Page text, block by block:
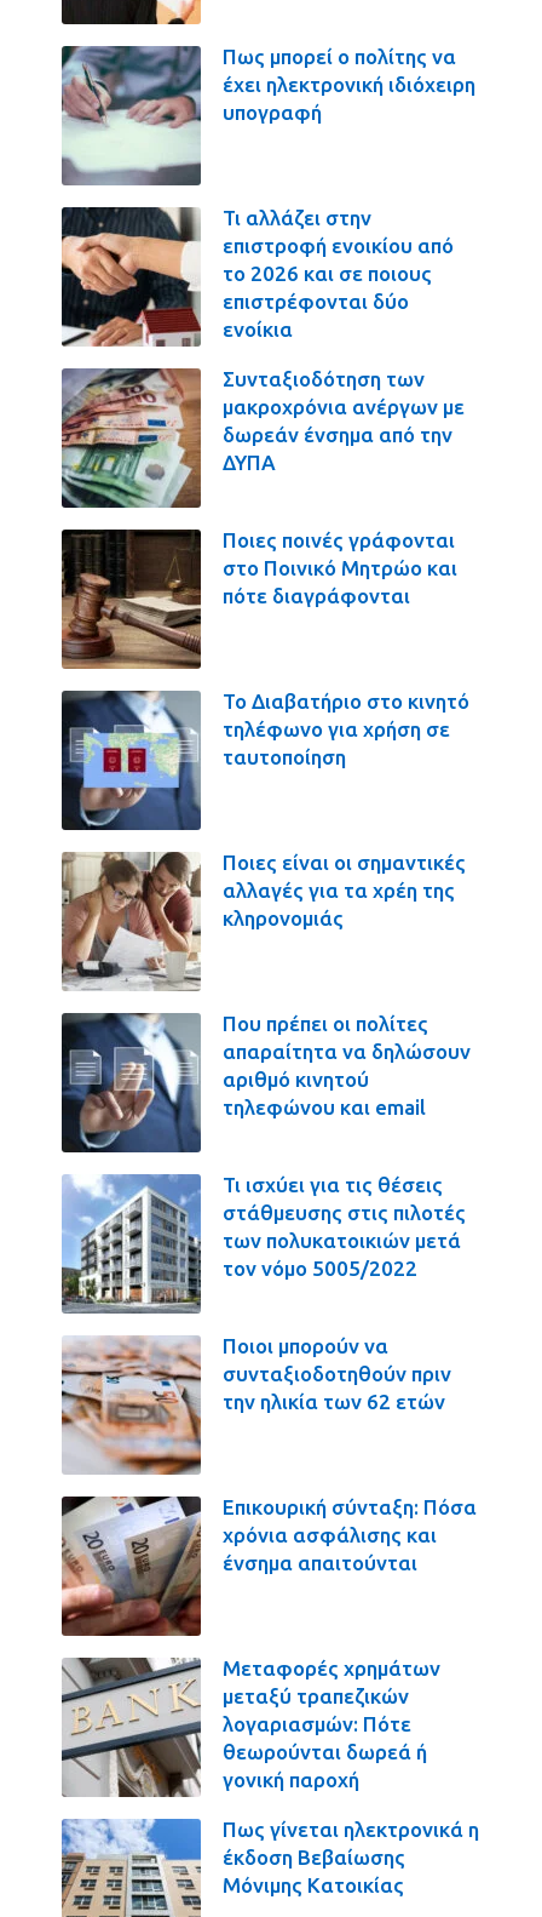
Πως μπορεί ο πολίτης να
έχει ηλεκτρονική ιδιόχειρη
υπογραφή
Τι αλλάζει στην
επιστροφή ενοικίου από
το 2026 και σε ποιους
επιστρέφονται δύο
ενοίκια
Συνταξιοδότηση των
μακροχρόνια ανέργων με
δωρεάν ένσημα από την
ΔΥΠΑ
Ποιες ποινές γράφονται
στο Ποινικό Μητρώο και
πότε διαγράφονται
Το Διαβατήριο στο κινητό
τηλέφωνο για χρήση σε
ταυτοποίηση
Ποιες είναι οι σημαντικές
αλλαγές για τα χρέη της
κληρονομιάς
Που πρέπει οι πολίτες
απαραίτητα να δηλώσουν
αριθμό κινητού
τηλεφώνου και email
Τι ισχύει για τις θέσεις
στάθμευσης στις πιλοτές
των πολυκατοικιών μετά
τον νόμο 5005/2022
Ποιοι μπορούν να
συνταξιοδοτηθούν πριν
την ηλικία των 62 ετών
Επικουρική σύνταξη: Πόσα
χρόνια ασφάλισης και
ένσημα απαιτούνται
Μεταφορές χρημάτων
μεταξύ τραπεζικών
λογαριασμών: Πότε
θεωρούνται δωρεά ή
γονική παροχή
Πως γίνεται ηλεκτρονικά η
έκδοση Βεβαίωσης
Μόνιμης Κατοικίας